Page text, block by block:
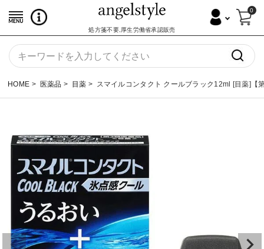
処方箋不要,厚生労働省承認販売
0
HOME 医薬品 目薬 スマイルコンタクト クールブラック12ml [目薬]【